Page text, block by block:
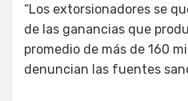
“Los extorsionadores se
de las ganancias que
promedio de más de 160
denuncian las fuentes